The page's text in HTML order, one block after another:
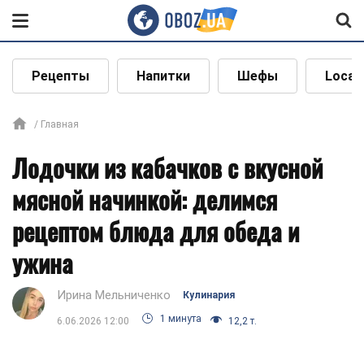
Рецепты Напитки Шефы Local
Главная
Лодочки из кабачков с вкусной
мясной начинкой: делимся
рецептом блюда для обеда и
ужина
Ирина Мельниченко Кулинария
6.06.2026 12:00 1 минута 12,2 т.